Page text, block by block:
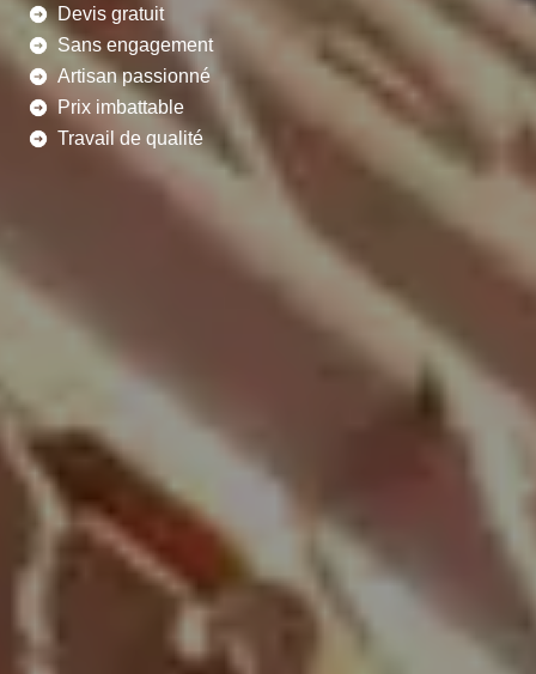
Devis gratuit
Sans engagement
Artisan passionné
Prix imbattable
Travail de qualité